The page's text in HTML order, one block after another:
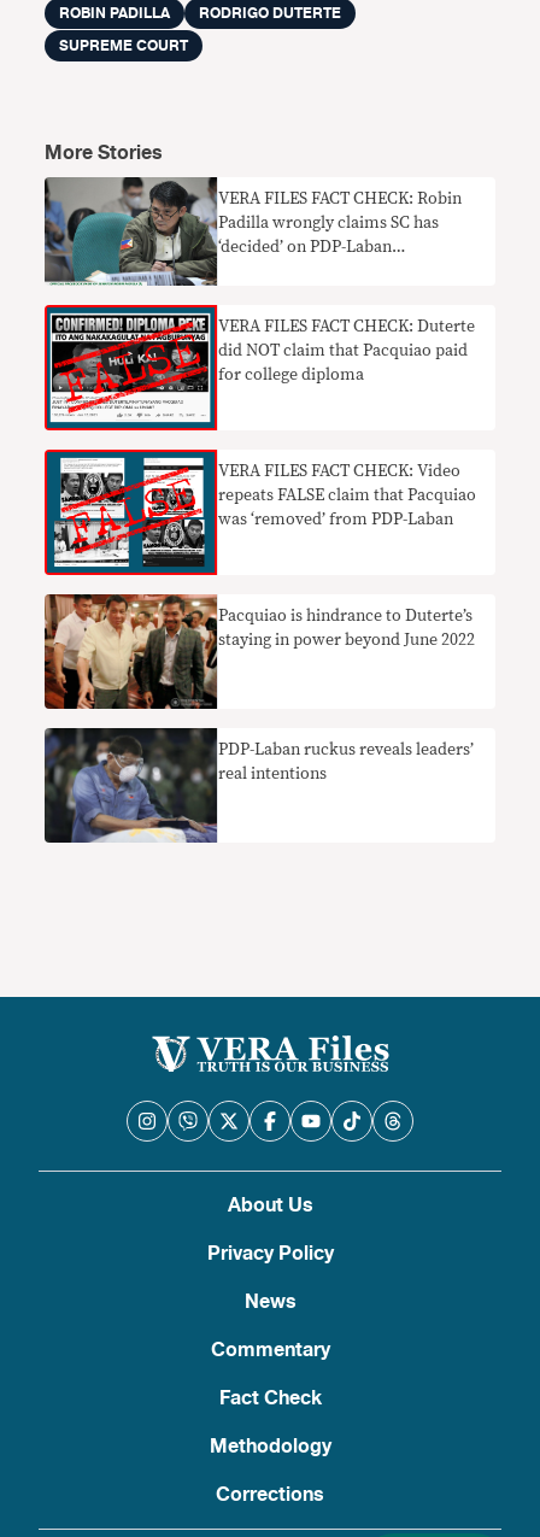
ROBIN PADILLA
RODRIGO DUTERTE
SUPREME COURT
More Stories
VERA FILES FACT CHECK: Robin
Padilla wrongly claims SC has
‘decided’ on PDP-Laban
VERA FILES FACT CHECK: Duterte
did NOT claim that Pacquiao paid
for college diploma
VERA FILES FACT CHECK: Video
repeats FALSE claim that Pacquiao
was ‘removed’ from PDP-Laban
Pacquiao is hindrance to Duterte’s
staying in power beyond June 2022
PDP-Laban ruckus reveals leaders’
real intentions
About Us
Privacy Policy
News
Commentary
Fact Check
Methodology
Corrections